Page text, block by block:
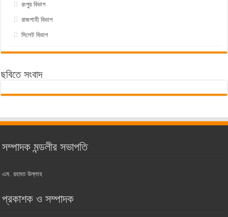
রংপুর বিভাগ
রাজশাহী বিভাগ
সিলেট বিভাগ
ছবিতে সংবাদ
সম্পাদক মন্ডলীর সভাপতি
এম. রহমত উল্লাহ
প্রকাশক ও সম্পাদক